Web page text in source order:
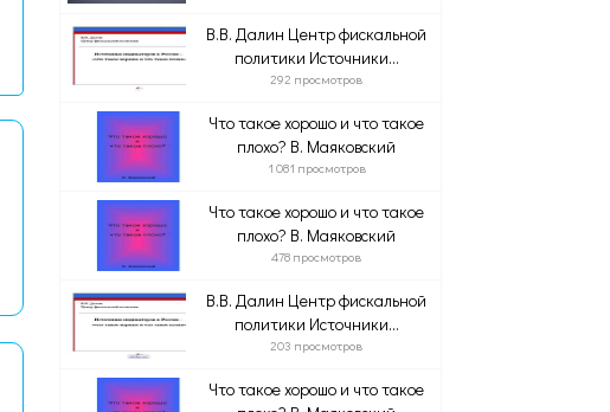
В.В. Далин Центр фискальной
политики Источники...
292 просмотров
Что такое хорошо и что такое
плохо? В. Маяковский
1 081 просмотров
Что такое хорошо и что такое
плохо? В. Маяковский
478 просмотров
В.В. Далин Центр фискальной
политики Источники...
203 просмотров
Что такое хорошо и что такое